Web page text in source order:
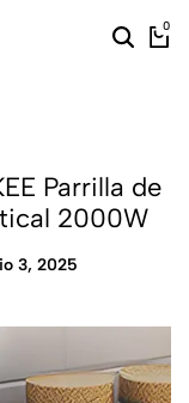
0
Parrilla de
2000W
3, 2025